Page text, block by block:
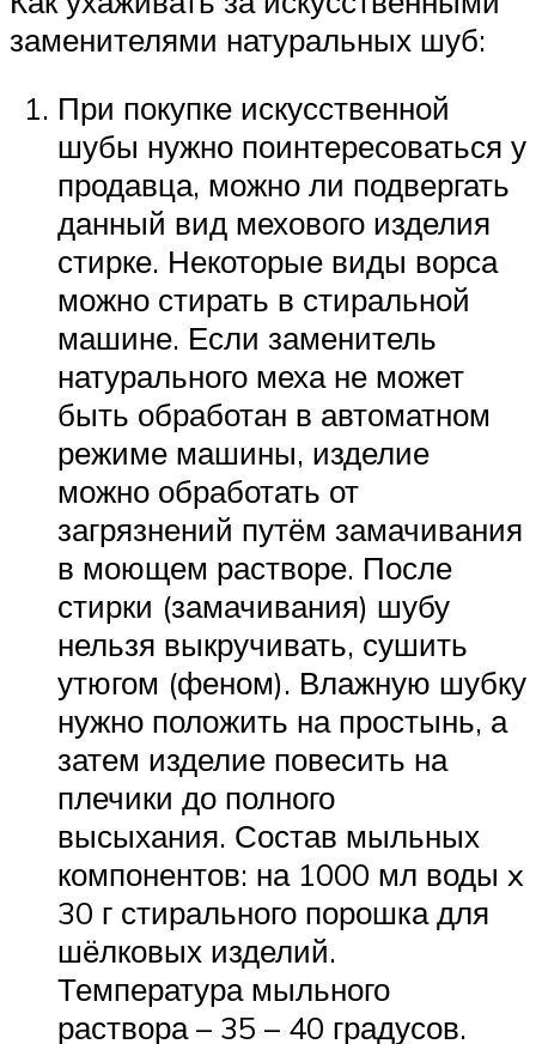
заменителями натуральных шуб:
При покупке искусственной
шубы нужно поинтересоваться у
продавца, можно ли подвергать
данный вид мехового изделия
стирке. Некоторые виды ворса
можно стирать в стиральной
машине. Если заменитель
натурального меха не может
быть обработан в автоматном
режиме машины, изделие
можно обработать от
загрязнений путём замачивания
в моющем растворе. После
стирки (замачивания) шубу
нельзя выкручивать, сушить
утюгом (феном). Влажную шубку
нужно положить на простынь, а
затем изделие повесить на
плечики до полного
высыхания. Состав мыльных
компонентов: на 1000 мл воды x
30 г стирального порошка для
шёлковых изделий.
Температура мыльного
раствора – 35 – 40 градусов.